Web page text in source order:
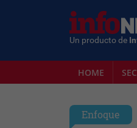
Un producto de
HOME
Enfoque